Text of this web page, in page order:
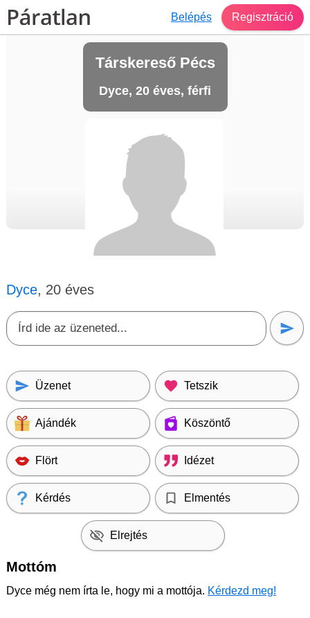
Belépés Regisztráció
Társkereső Pécs
Dyce, 20 éves, férfi
Dyce, 20 éves
Üzenet Tetszik
Ajándék Köszöntő
Flört Idézet
Kérdés Elmentés
Elrejtés
Mottóm
Dyce még nem írta le, hogy mi a mottója. Kérdezd meg!